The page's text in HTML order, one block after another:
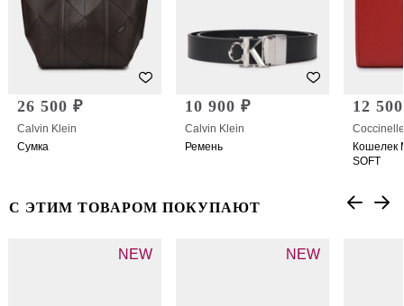
26 500 ₽
Calvin Klein
Сумка
10 900 ₽
Calvin Klein
Ремень
12
Coccinelle
Кошелек
SOFT
С ЭТИМ ТОВАРОМ ПОКУПАЮТ
NEW NEW